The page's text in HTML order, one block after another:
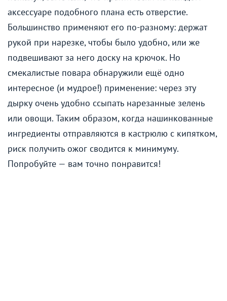
аксессуаре подобного плана есть отверстие.
Большинство применяют его по-разному: держат
рукой при нарезке, чтобы было удобно, или же
подвешивают за него доску на крючок. Но
смекалистые повара обнаружили ещё одно
интересное (и мудрое!) применение: через эту
дырку очень удобно ссыпать нарезанные зелень
или овощи. Таким образом, когда нашинкованные
ингредиенты отправляются в кастрюлю с кипятком,
риск получить ожог сводится к минимуму.
Попробуйте — вам точно понравится!